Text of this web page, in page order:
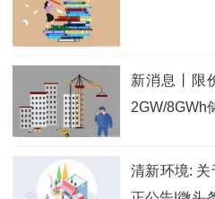
新消息丨限
2GW/8GWh
清新环境: